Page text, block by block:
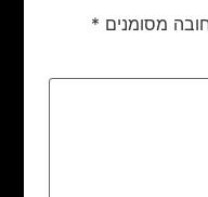
מסומנים *